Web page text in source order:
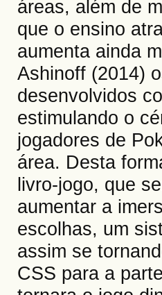
áreas, além de
que o ensino
aumenta ainda
Ashinoff (2014)
desenvolvidos
estimulando o
jogadores de
área. Desta
livro-jogo, que
aumentar a
escolhas, um
assim se
CSS para a